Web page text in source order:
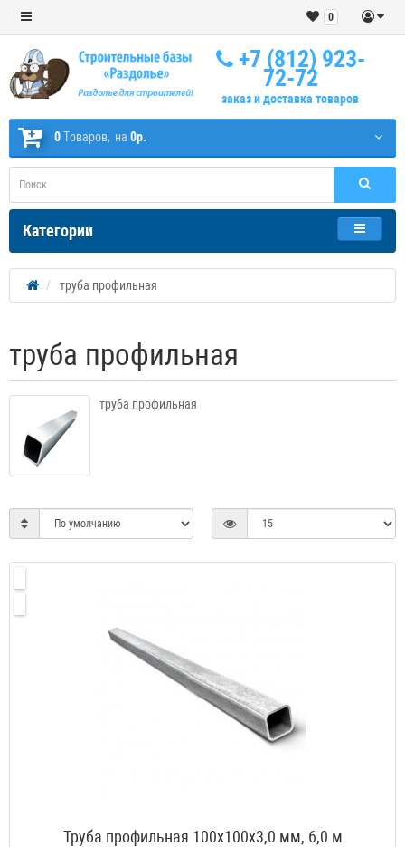
0
+7 (812) 923-
72-72
заказ и доставка товаров
0Tоваров, на 0р.
Категории
труба профильная
труба профильная
труба профильная
Труба профильная 100х100х3,0 мм, 6,0 м